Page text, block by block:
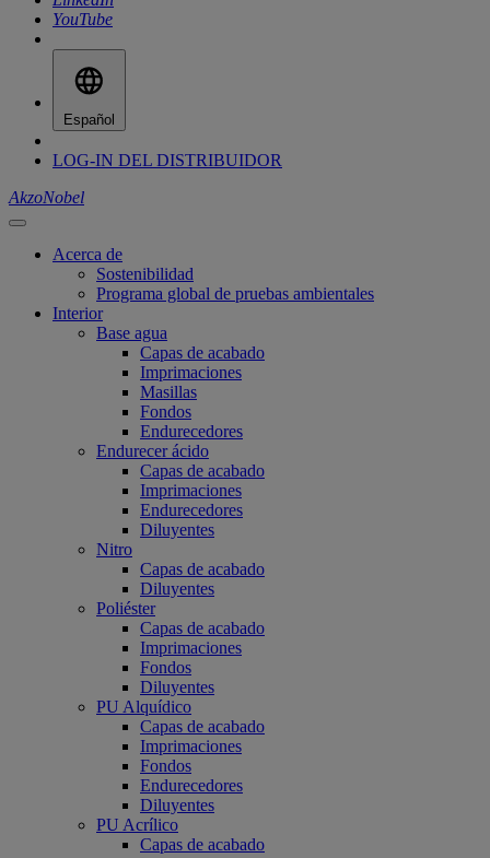
YouTube
Español
LOG-IN DEL DISTRIBUIDOR
AkzoNobel
Acerca de
Sostenibilidad
Programa global de pruebas ambientales
Interior
Base agua
Capas de acabado
Imprimaciones
Masillas
Fondos
Endurecedores
Endurecer ácido
Capas de acabado
Imprimaciones
Endurecedores
Diluyentes
Nitro
Capas de acabado
Diluyentes
Poliéster
Capas de acabado
Imprimaciones
Fondos
Diluyentes
PU Alquídico
Capas de acabado
Imprimaciones
Fondos
Endurecedores
Diluyentes
PU Acrílico
Capas de acabado